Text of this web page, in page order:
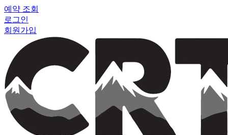
예약 조회
로그인
회원가입